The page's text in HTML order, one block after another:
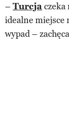
– Turcjaczeka
idealne miejsce
wypad –